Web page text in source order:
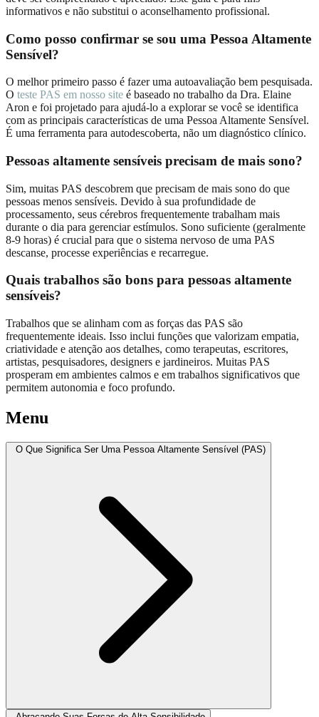
informativos e não substitui o aconselhamento profissional.
Como posso confirmar se sou uma Pessoa Altamente
Sensível?
O melhor primeiro passo é fazer uma autoavaliação bem pesquisada.
O teste PAS em nosso site é baseado no trabalho da Dra. Elaine
Aron e foi projetado para ajudá-lo a explorar se você se identifica
com as principais características de uma Pessoa Altamente Sensível.
É uma ferramenta para autodescoberta, não um diagnóstico clínico.
Pessoas altamente sensíveis precisam de mais sono?
Sim, muitas PAS descobrem que precisam de mais sono do que
pessoas menos sensíveis. Devido à sua profundidade de
processamento, seus cérebros frequentemente trabalham mais
durante o dia para gerenciar estímulos. Sono suficiente (geralmente
8-9 horas) é crucial para que o sistema nervoso de uma PAS
descanse, processe experiências e recarregue.
Quais trabalhos são bons para pessoas altamente
sensíveis?
Trabalhos que se alinham com as forças das PAS são
frequentemente ideais. Isso inclui funções que valorizam empatia,
criatividade e atenção aos detalhes, como terapeutas, escritores,
artistas, pesquisadores, designers e jardineiros. Muitas PAS
prosperam em ambientes calmos e em trabalhos significativos que
permitem autonomia e foco profundo.
Menu
O Que Significa Ser Uma Pessoa Altamente Sensível (PAS)